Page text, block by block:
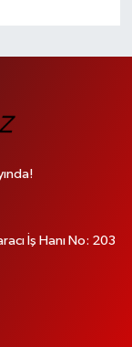
İş Hanı No: 203